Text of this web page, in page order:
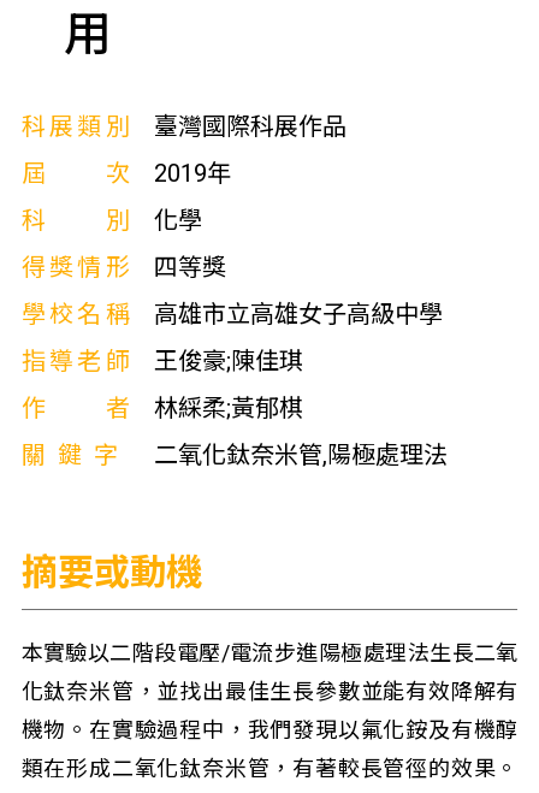
用
科展類別
臺灣國際科展作品
屆次
2019年
科別
化學
得獎情形
四等獎
學校名稱
高雄市立高雄女子高級中學
指導老師
王俊豪;陳佳琪
作者
林綵柔;黃郁棋
關鍵字
二氧化鈦奈米管,陽極處理法
摘要或動機
本實驗以二階段電壓/電流步進陽極處理法生長二氧
化鈦奈米管，並找出最佳生長參數並能有效降解有
機物。在實驗過程中，我們發現以氟化銨及有機醇
類在形成二氧化鈦奈米管，有著較長管徑的效果。